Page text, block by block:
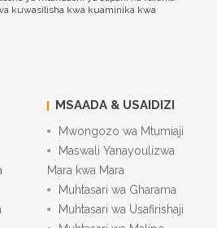
kuwasilisha kwa kuaminika kwa
MSAADA & USAIDIZI
Mwongozo wa Mtumiaji
Maswali Yanayoulizwa
Mara kwa Mara
Muhtasari wa Gharama
Muhtasari wa Usafirishaji